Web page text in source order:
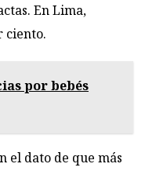
En Lima,
ciento.
por bebés
el dato de que más